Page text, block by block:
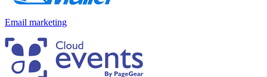
Email marketing